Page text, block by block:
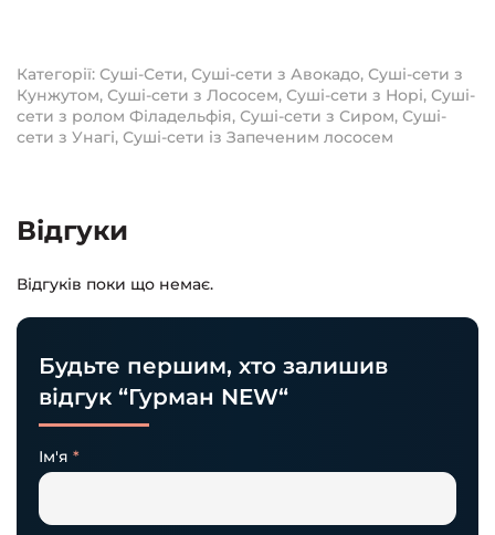
Категорії: Суші-Сети, Суші-сети з Авокадо, Суші-сети з
Кунжутом, Суші-сети з Лососем, Суші-сети з Норі, Суші-
сети з ролом Філадельфія, Суші-сети з Сиром, Суші-
сети з Унагі, Суші-сети із Запеченим лососем
Відгуки
Відгуків поки що немає.
Будьте першим, хто залишив
відгук “Гурман NEW“
Ім'я *